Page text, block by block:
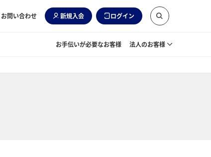
問い合わせ 新規入会 ログイン
お手伝いが必要なお客様 法人のお客様